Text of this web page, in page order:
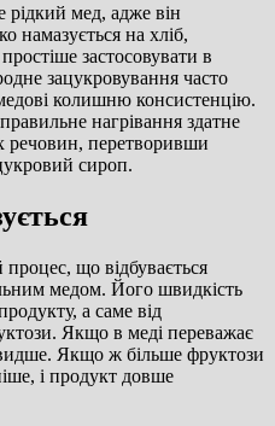
мед, адже він
намазується на хліб,
застосовувати в
зацукровування часто
колишню консистенцію.
нагрівання здатне
речовин, перетворивши
сироп.
що відбувається
медом. Його швидкість
а саме від
Якщо в меді переважає
Якщо ж більше фруктози
і продукт довше